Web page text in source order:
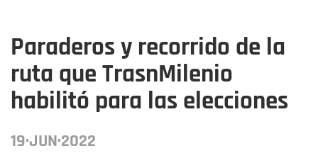
Paraderos y recorrido de la
ruta que TrasnMilenio
habilitó para las elecciones
19·JUN·2022